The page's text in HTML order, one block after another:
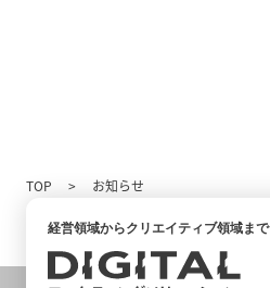
TOP お知らせ
経営領域からクリエイティブ領域まで